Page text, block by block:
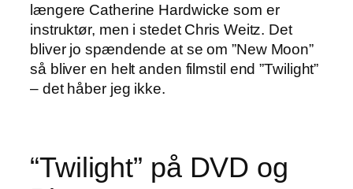
længere Catherine Hardwicke som er
instruktør, men i stedet Chris Weitz. Det
bliver jo spændende at se om ”New Moon”
så bliver en helt anden filmstil end ”Twilight”
– det håber jeg ikke.
“Twilight” på DVD og